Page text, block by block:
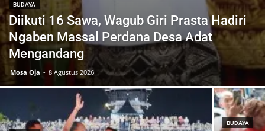
BUDAYA
Diikuti 16 Sawa, Wagub Giri Prasta Hadiri
Ngaben Massal Perdana Desa Adat
Mengandang
Mosa Oja - 8 Agustus 2026
BUDAYA